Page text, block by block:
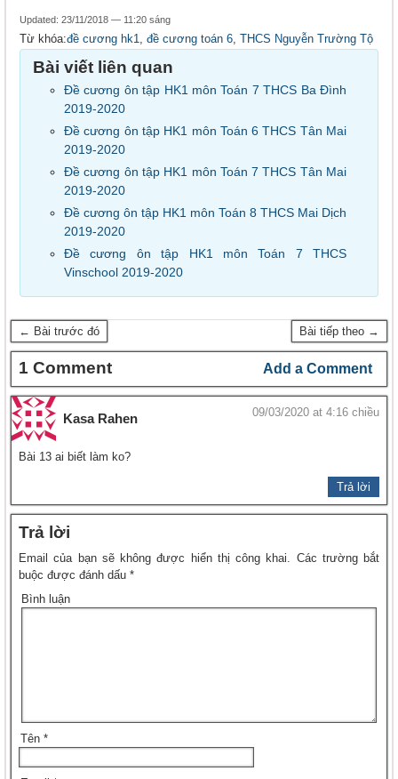
Updated: 23/11/2018 — 11:20 sáng
Từ khóa:đề cương hk1 đề cương toán 6 THCS Nguyễn Trường Tộ
Bài viết liên quan
Đề cương ôn tập HK1 môn Toán 7 THCS Ba Đình
2019-2020
Đề cương ôn tập HK1 môn Toán 6 THCS Tân Mai
2019-2020
Đề cương ôn tập HK1 môn Toán 7 THCS Tân Mai
2019-2020
Đề cương ôn tập HK1 môn Toán 8 THCS Mai Dịch
2019-2020
Đề cương ôn tập HK1 môn Toán 7 THCS
Vinschool 2019-2020
← Bài trước đó Bài tiếp theo →
1 Comment Add a Comment
Kasa Rahen 09/03/2020 at 4:16 chiều
Bài 13 ai biết làm ko?
Trả lời
Trả lời
Email của bạn sẽ không được hiển thị công khai.
Các trường bắt
buộc được đánh dấu *
Bình luận
Tên *